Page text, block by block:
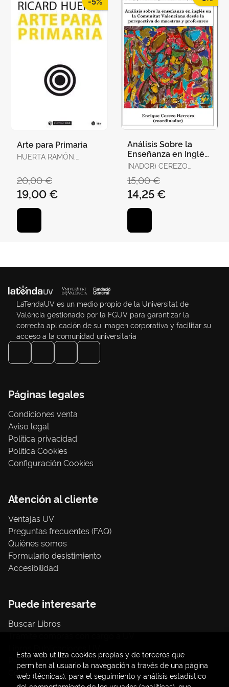
Arte para Primaria
HUERTA RAMÓN,
20,00 €
19,00 €
Análisis Sobre la
Enseñanza en Inglés
en la Comunitat
Perspe
INADOR) CEREZO
(COORD
15,00 €
14,25 €
LaTendaUV es un medio propio de la Universitat de
València gestionado por la FGUV para garantizar la
correcta aplicación de su imagen corporativa y facilitar su
acceso a la comunidad universitaria
Páginas legales
Condiciones venta
Aviso legal
Política privacidad
Política Cookies
Configuración Cookies
Atención al cliente
Ventajas UV
Preguntas frecuentes (FAQ)
Quiénes somos
Formulario desistimiento
Accesibilidad
Puede interesarte
Buscar Libros
Papelería / material oficina
Consumo Sostenible
Esta web utiliza cookies propias y de terceros que
permiten al usuario la navegación a través de una página
web (técnicas), para el seguimiento y análisis estadístico